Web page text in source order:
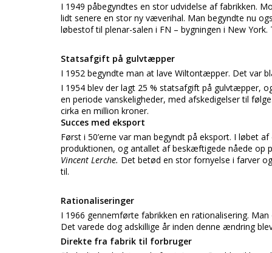
I 1949 påbegyndtes en stor udvidelse af fabrikken.
lidt senere en stor ny væverihal. Man begyndte nu
løbestof til plenar-salen i FN – bygningen i New
Statsafgift på gulvtæpper
I 1952 begyndte man at lave Wiltontæpper. Det var
I 1954 blev der lagt 25 % statsafgift på gulvtæpper,
en periode vanskeligheder, med afskedigelser til
cirka en million kroner.
Succes med eksport
Først i 50’erne var man begyndt på eksport. I løbet
produktionen, og antallet af beskæftigede nåede op
Vincent Lerche. Det betød en stor fornyelse i farver
til.
Rationaliseringer
I 1966 gennemførte fabrikken en rationalisering.
Det varede dog adskillige år inden denne ændring
Direkte fra fabrik til forbruger